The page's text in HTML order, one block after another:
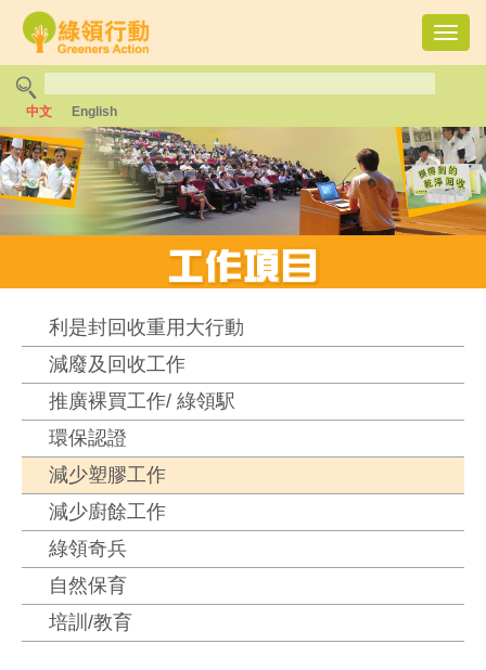
中文 English
利是封回收重用大行動
減廢及回收工作
推廣裸買工作/ 綠領駅
環保認證
減少塑膠工作
減少廚餘工作
綠領奇兵
自然保育
培訓/教育